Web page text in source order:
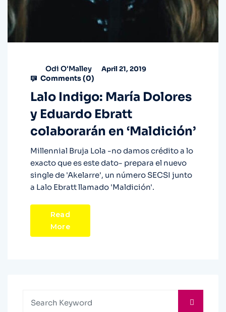
Odi O'Malley April 21, 2019
Comments (0)
Lalo Indigo: María Dolores
y Eduardo Ebratt
colaborarán en ‘Maldición’
Millennial Bruja Lola -no damos crédito a lo
exacto que es este dato- prepara el nuevo
single de 'Akelarre', un número SECSI junto
a Lalo Ebratt llamado 'Maldición'.
Read
More